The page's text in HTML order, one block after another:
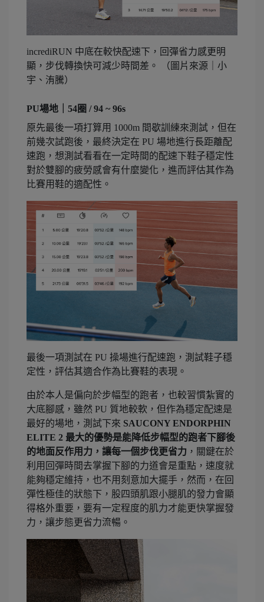
incrediRUN 中底在較快配速下，回彈省力感更明
顯，步伐轉換快可減少時間差。 （圖片來源｜小
宇、洧騰）
PU場地｜54圈 / 94 ~ 96s
原先最後一項打算用 1000m 間歇訓練來測試，但在
前幾次試跑後，最終決定在 PU 場地進行長距離配
速跑，想測試看看在一定時間的配速下鞋子穩定性
對於雙腳的疲勞感會有什麼變化，進而評估其作為
比賽用鞋的適配性。
最後一項測試在 PU 操場進行配速跑，測試鞋子穩
定性，評估其適合作為比賽鞋的表現。
由於本人是偏向於步幅型的跑者，也較習慣紮實的
大底腳感，雖然 PU 質地較軟，但作為穩定配速是
最好的場地，測試下來 SAUCONY ENDORPHIN
ELITE 2 最大的優勢是能降低步幅型的跑者下腳後
的地面反作用力，讓每一個步伐更省力 ，關鍵在於
利用回彈時間去掌握下腳的力道會是重點，速度就
能夠穩定維持，也不用刻意加大擺手，然而，在回
彈性極佳的狀態下，股四頭肌跟小腿肌的發力會顯
得格外重要，要有一定程度的肌力才能更快掌握發
力，讓步態更省力流暢。